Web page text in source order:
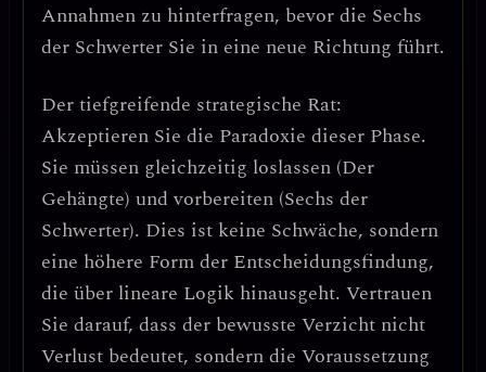
Annahmen zu hinterfragen, bevor die Sechs
der Schwerter Sie in eine neue Richtung führt.
Der tiefgreifende strategische Rat:
Akzeptieren Sie die Paradoxie dieser Phase.
Sie müssen gleichzeitig loslassen (Der
Gehängte) und vorbereiten (Sechs der
Schwerter). Dies ist keine Schwäche, sondern
eine höhere Form der Entscheidungsfindung,
die über lineare Logik hinausgeht. Vertrauen
Sie darauf, dass der bewusste Verzicht nicht
Verlust bedeutet, sondern die Voraussetzung